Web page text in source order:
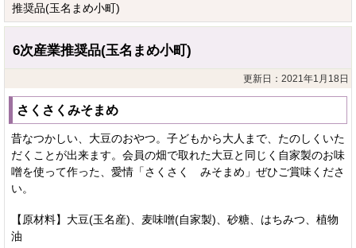
推奨品(玉名まめ小町)
6次産業推奨品(玉名まめ小町)
更新日：2021年1月18日
さくさくみそまめ
昔なつかしい、大豆のおやつ。子どもから大人まで、たのしくいた
だくことが出来ます。会員の畑で取れた大豆と同じく自家製のお味
噌を使って作った、愛情「さくさく みそまめ」ぜひご賞味くださ
い。
【原材料】大豆(玉名産)、麦味噌(自家製)、砂糖、はちみつ、植物
油